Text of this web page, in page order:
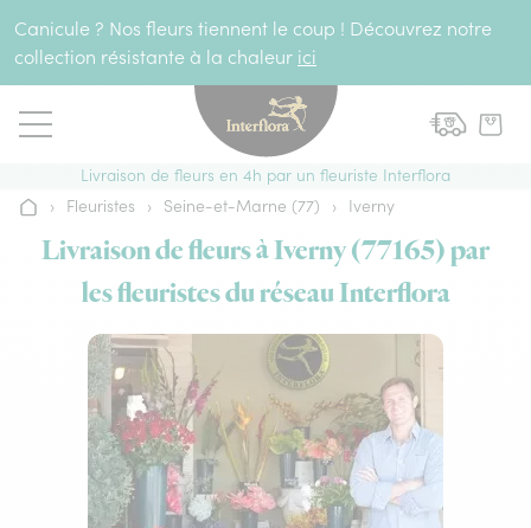
Canicule ? Nos fleurs tiennent le coup ! Découvrez notre
collection résistante à la chaleur ici
Livraison de fleurs en 4h par un fleuriste Interflora
Accueil
› Fleuristes › Seine-et-Marne (77) › Iverny
Livraison de fleurs à Iverny (77165) par
les fleuristes du réseau Interflora